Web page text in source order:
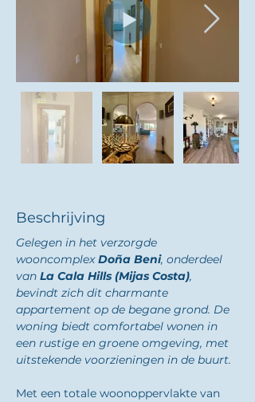
Beschrijving
Gelegen in het verzorgde
wooncomplex Doña Beni, onderdeel
van La Cala Hills (Mijas Costa),
bevindt zich dit charmante
appartement op de begane grond. De
woning biedt comfortabel wonen in
een rustige en groene omgeving, met
uitstekende voorzieningen in de buurt.
Met een totale woonoppervlakte van